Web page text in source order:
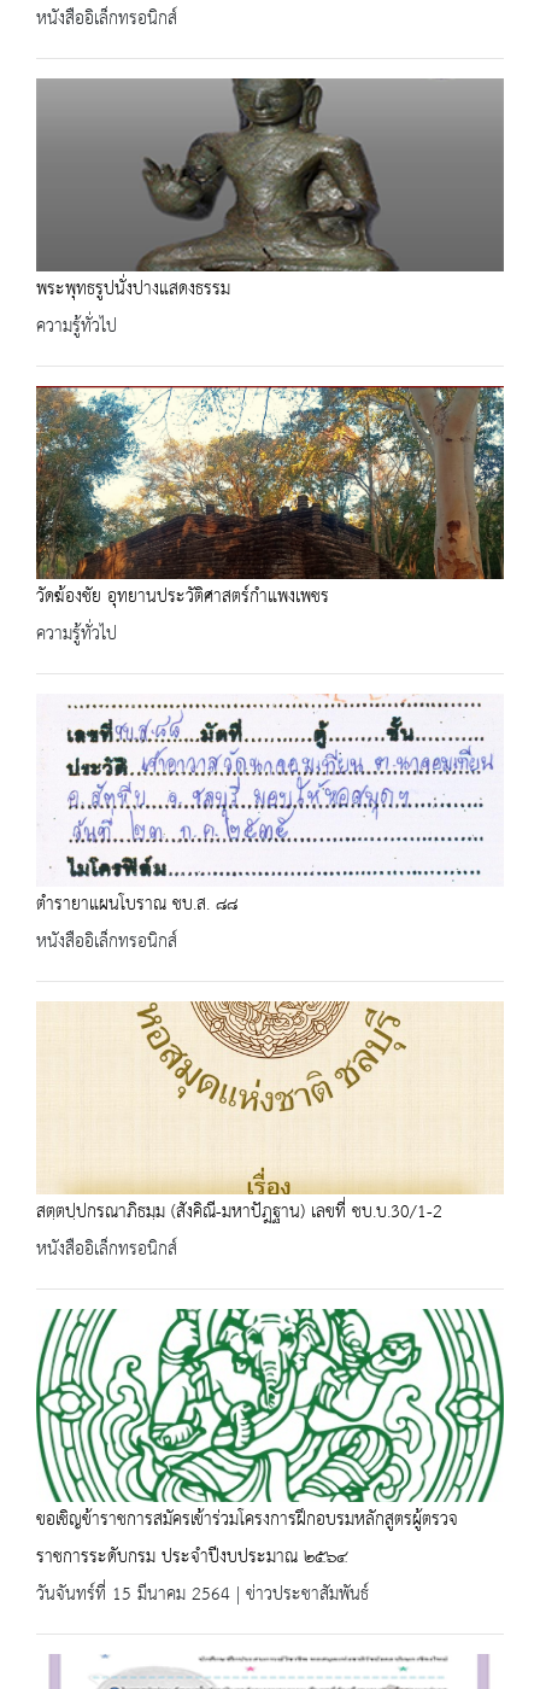
หนังสืออิเล็กทรอนิกส์
พระพุทธรูปนั่งปางแสดงธรรม
ความรู้ทั่วไป
วัดฆ้องชัย อุทยานประวัติศาสตร์กำแพงเพชร
ความรู้ทั่วไป
ตำรายาแผนโบราณ ชบ.ส. ๘๘
หนังสืออิเล็กทรอนิกส์
สตฺตปฺปกรณาภิธมฺม (สังคิณี-มหาปัฎฐาน) เลขที่ ชบ.บ.30/1-2
หนังสืออิเล็กทรอนิกส์
ขอเชิญข้าราชการสมัครเข้าร่วมโครงการฝึกอบรมหลักสูตรผู้ตรวจ
ราชการระดับกรม ประจำปีงบประมาณ ๒๕๖๔
วันจันทร์ที่ 15 มีนาคม 2564 | ข่าวประชาสัมพันธ์